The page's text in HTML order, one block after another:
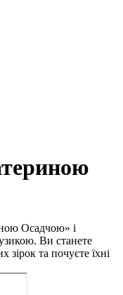
Осадчою» і
Ви станете
зірок та почуєте їхні